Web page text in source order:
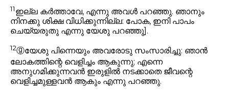
11ഇല്ല കർത്താവേ, എന്നു അവൾ പറഞ്ഞു. ഞാനും
നിനക്കു ശിക്ഷ വിധിക്കുന്നില്ല: പോക, ഇനി പാപം
ചെയ്യരുതു എന്നു യേശു പറഞ്ഞു].
12ⓖയേശു പിന്നെയും അവരോടു സംസാരിച്ചു: ഞാൻ
ലോകത്തിന്റെ വെളിച്ചം ആകുന്നു; എന്നെ
അനുഗമിക്കുന്നവൻ ഇരുളിൽ നടക്കാതെ ജീവന്റെ
വെളിച്ചമുള്ളവൻ ആകും എന്നു പറഞ്ഞു.